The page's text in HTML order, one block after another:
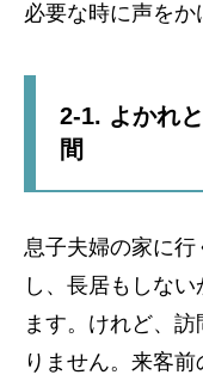
必要な時に声をか
2-1. よかれ
間
息子夫婦の家に行
し、長居もしな
ます。けれど、
りません。来客